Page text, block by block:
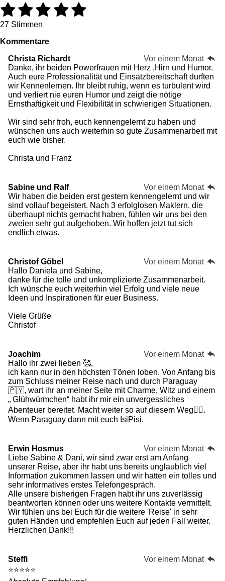
B
e
w
r
1
S
t
e
n
2
S
t
e
r
n
e
3
S
t
e
r
n
e
4
e
r
n
e
5
e
r
n
e
B
n
g
a
b
s
n
d
27 Stimmen
Kommentare
Christa Richardt
Vor einem Monat
Danke, ihr beiden Powerfrauen mit Herz ,Hirn und Humor.
Auch eure Professionalität und Einsatzbereitschaft durften
wir Kennenlernen. Ihr bleibt ruhig, wenn es turbulent wird
und verliert nie euren Humor und zeigt die nötige
Ernsthaftigkeit und Flexibilität in schwierigen Situationen.
Wir sind sehr froh, euch kennengelernt zu haben und
wünschen uns auch weiterhin so gute Zusammenarbeit mit
euch wie bisher.
Christa und Franz
Sabine und Ralf
Vor einem Monat
Wir haben die beiden erst gestern kennengelernt und wir
sind vollauf begeistert. Nach 3 erfolglosen Maklern, die
überhaupt nichts gemacht haben, fühlen wir uns bei den
zweien sehr gut aufgehoben. Wir hoffen jetzt tut sich
endlich etwas.
Christof Göbel
Vor einem Monat
Hallo Daniela und Sabine,
danke für die tolle und unkomplizierte Zusammenarbeit.
Ich wünsche euch weiterhin viel Erfolg und viele neue
Ideen und Inspirationen für euer Business.
Viele Grüße
Christof
Joachim
Vor einem Monat
Hallo ihr zwei lieben 🥰,
ich kann nur in den höchsten Tönen loben. Von Anfang bis
zum Schluss meiner Reise nach und durch Paraguay
🇵🇾, wart ihr an meiner Seite mit Charme, Witz und einem
„ Glühwürmchen“ habt ihr mir ein unvergessliches
Abenteuer bereitet. Macht weiter so auf diesem Weg👍🏻.
Wenn Paraguay dann mit euch IsiPisi.
Erwin Hosmus
Vor einem Monat
Liebe Sabine & Dani, wir sind zwar erst am Anfang
unserer Reise, aber ihr habt uns bereits unglaublich viel
Information zukommen lassen und wir hatten ein tolles und
sehr informatives erstes Telefongespräch.
Alle unsere bisherigen Fragen habt ihr uns zuverlässig
beantworten können oder uns weitere Kontakte vermittelt.
Wir fühlen uns bei Euch für die weitere 'Reise' in sehr
guten Händen und empfehlen Euch auf jeden Fall weiter.
Herzlichen Dank!!!
Steffi
Vor einem Monat
⭐⭐⭐⭐⭐